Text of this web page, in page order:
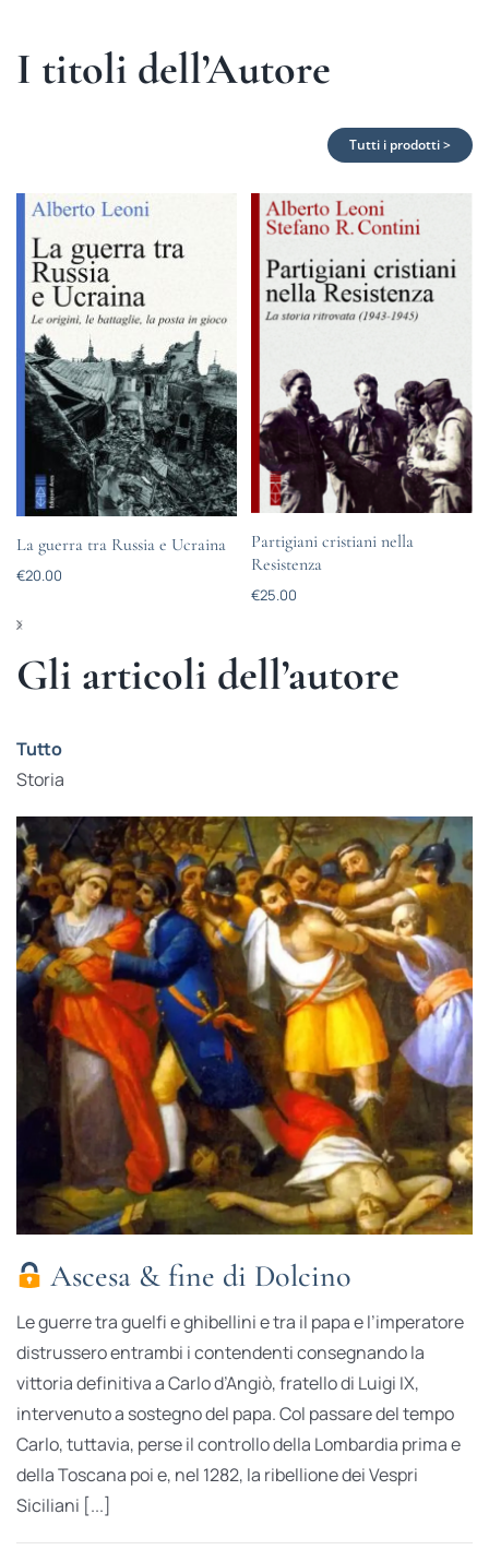
I titoli dell’Autore
Tutti i prodotti >
La guerra tra Russia e Ucraina
€20.00
Partigiani cristiani nella
Resistenza
€25.00
Gli articoli dell’autore
Tutto
Storia
Ascesa & fine di Dolcino
Le guerre tra guelfi e ghibellini e tra il papa e l’imperatore
distrussero entrambi i contendenti consegnando la
vittoria definitiva a Carlo d’Angiò, fratello di Luigi IX,
intervenuto a sostegno del papa. Col passare del tempo
Carlo, tuttavia, perse il controllo della Lombardia prima e
della Toscana poi e, nel 1282, la ribellione dei Vespri
Siciliani [...]